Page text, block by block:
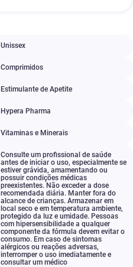
Unissex
Comprimidos
Estimulante de Apetite
Hypera Pharma
Vitaminas e Minerais
Consulte um profissional de saúde
antes de iniciar o uso, especialmente se
estiver grávida, amamentando ou
possuir condições médicas
preexistentes. Não exceder a dose
recomendada diária. Manter fora do
alcance de crianças. Armazenar em
local seco e em temperatura ambiente,
protegido da luz e umidade. Pessoas
com hipersensibilidade a qualquer
componente da fórmula devem evitar o
consumo. Em caso de sintomas
alérgicos ou reações adversas,
interromper o uso imediatamente e
consultar um médico